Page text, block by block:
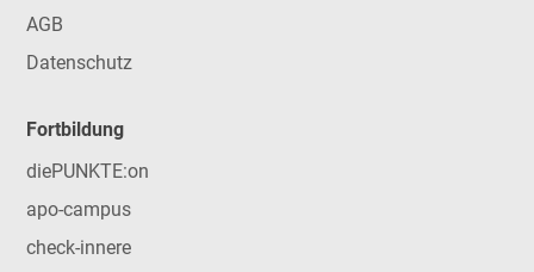
AGB
Datenschutz
Fortbildung
diePUNKTE:on
apo-campus
check-innere